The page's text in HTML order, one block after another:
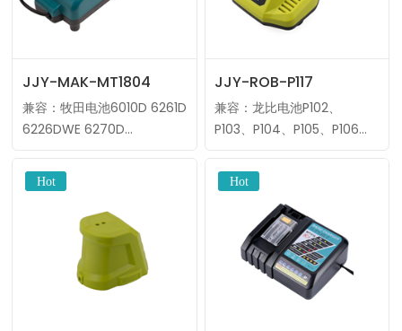
JJY-MAK-MT1804
兼容：牧田电池6010D 6261D
6226DWE 6270D
7.2~18V输出电流：1.5A制造
商：标准电波MOQ：10件
OEM/ODM：标签、包装、
外壳、颜色等。（……
JJY-ROB-P117
兼容：龙比电池P102、
P103、P104、P105、P106
电流：3.0A/2.0A制造商：标
准电波MOQ：10件
OEM/ODM：标签、包装、
外壳、颜色等。（数量≥1……